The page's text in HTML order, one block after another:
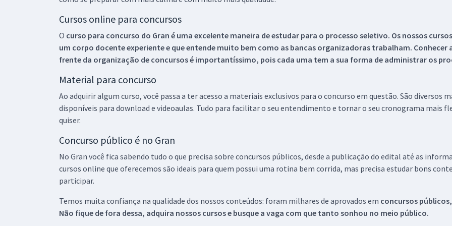
Cursos online para concursos
O curso para concurso do Gran é uma excelente maneira de estudar para o processo seletivo. Os nossos
um corpo docente experiente e que entende muito bem como as bancas organizadoras trabalham.
frente da organização de concursos é importantíssimo, pois cada uma tem a sua forma de administrar os
Material para concurso
Ao adquirir algum curso, você passa a ter acesso a materiais exclusivos para o concurso em questão. São
disponíveis para download e videoaulas. Tudo para facilitar o seu entendimento e tornar o seu cronograma mais
quiser.
Concurso público é no Gran
No Gran você fica sabendo tudo o que precisa sobre concursos públicos, desde a publicação do edital até as
cursos online que oferecemos são ideais para quem possui uma rotina bem corrida, mas precisa estudar bons
participar.
Temos muita confiança na qualidade dos nossos conteúdos: foram milhares de aprovados em concursos
Não fique de fora dessa, adquira nossos cursos e busque a vaga com que tanto sonhou no meio público.